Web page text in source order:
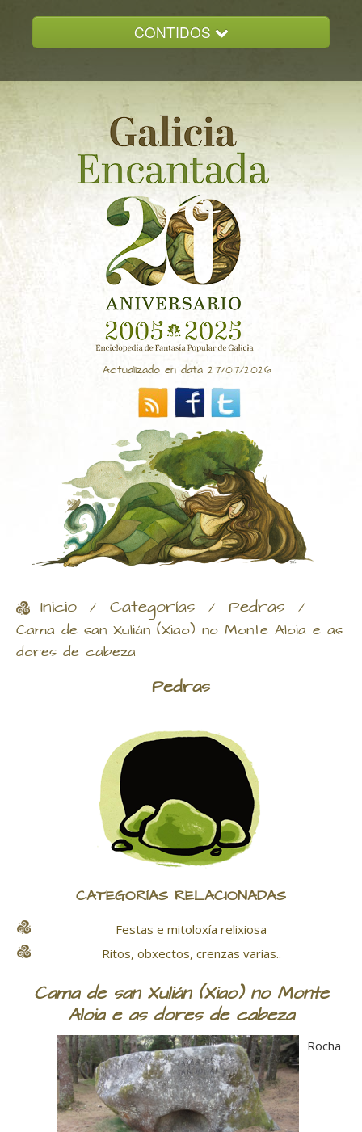
CONTIDOS
GALICIA ENCANTADA
DOCUMENTACION
NOVAS
CONTACTO
Actualizado en data 27/07/2026
Inicio / Categorías / Pedras /
Cama de san Xulián (Xiao) no Monte Aloia e as
dores de cabeza
Pedras
CATEGORÍAS RELACIONADAS
Festas e mitoloxía relixiosa
Ritos, obxectos, crenzas varias..
Cama de san Xulián (Xiao) no Monte
Aloia e as dores de cabeza
Rocha